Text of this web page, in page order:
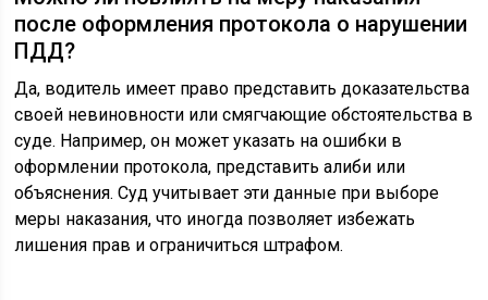
после оформления протокола о нарушении
ПДД?
Да, водитель имеет право представить доказательства
своей невиновности или смягчающие обстоятельства в
суде. Например, он может указать на ошибки в
оформлении протокола, представить алиби или
объяснения. Суд учитывает эти данные при выборе
меры наказания, что иногда позволяет избежать
лишения прав и ограничиться штрафом.